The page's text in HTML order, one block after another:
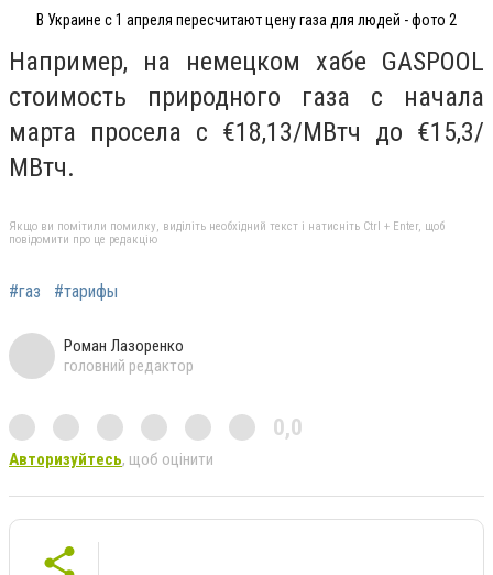
В Украине с 1 апреля пересчитают цену газа для людей - фото 2
Например, на немецком хабе GASPOOL
стоимость природного газа с начала
марта просела с €18,13/МВтч до €15,3/
МВтч.
Якщо ви помітили помилку, виділіть необхідний текст і натисніть Ctrl + Enter, щоб
повідомити про це редакцію
#газ #тарифы
Роман Лазоренко
головний редактор
0,0
Авторизуйтесь, щоб оцінити